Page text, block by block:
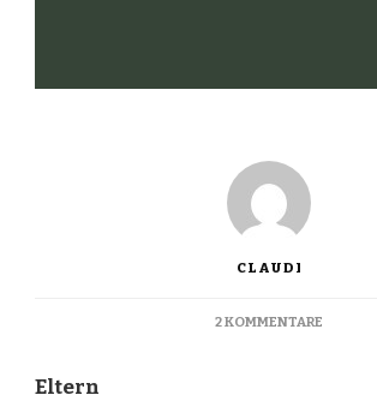
CLAUDI
2 KOMMENTARE
Eltern